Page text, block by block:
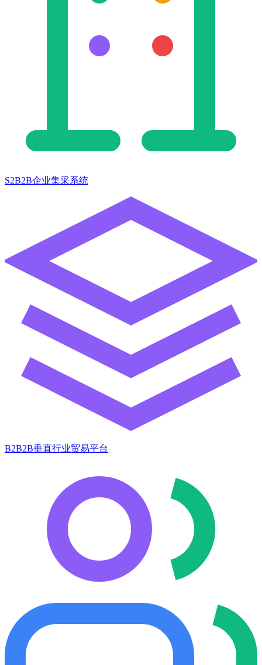
S2B2B企业集采系统
B2B2B垂直行业贸易平台